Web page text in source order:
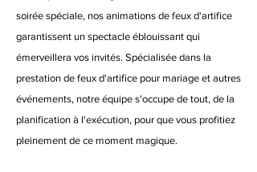
soirée spéciale, nos animations de feux d'artifice
garantissent un spectacle éblouissant qui
émerveillera vos invités. Spécialisée dans la
prestation de feux d'artifice pour mariage et autres
événements, notre équipe s'occupe de tout, de la
planification à l'exécution, pour que vous profitiez
pleinement de ce moment magique.